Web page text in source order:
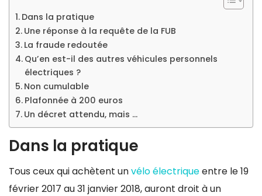
Dans la pratique
Une réponse à la requête de la FUB
La fraude redoutée
Qu’en est-il des autres véhicules personnels
électriques ?
Non cumulable
Plafonnée à 200 euros
Un décret attendu, mais …
Dans la pratique
Tous ceux qui achètent unvélo électriqueentre le 19
février 2017 au 31 janvier 2018, auront droit à un